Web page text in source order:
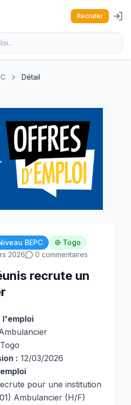
Recruter
Détail
BEPC
Togo
2026
0 commentaires
recrute un
l'emploi
Togo
: 12/03/2026
pour une institution
Ambulancier (H/F)